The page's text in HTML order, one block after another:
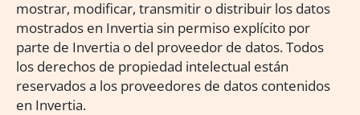
mostrar, modificar, transmitir o distribuir los datos
mostrados en Invertia sin permiso explícito por
parte de Invertia o del proveedor de datos. Todos
los derechos de propiedad intelectual están
reservados a los proveedores de datos contenidos
en Invertia.